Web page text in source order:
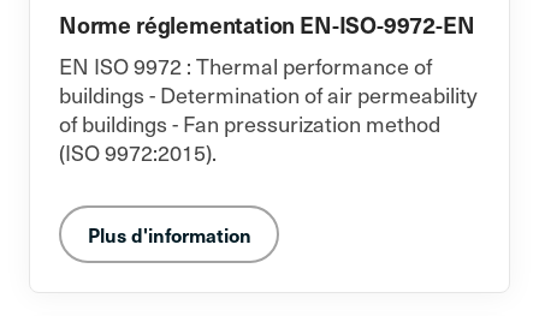
Norme réglementation EN-ISO-9972-EN
EN ISO 9972 : Thermal performance of
buildings - Determination of air permeability
of buildings - Fan pressurization method
(ISO 9972:2015).
Plus d'information